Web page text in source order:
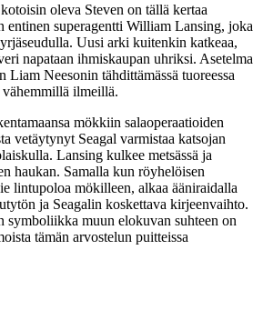
oleva Steven on tällä kertaa
entinen superagentti William Lansing, joka
Uusi arki kuitenkin katkeaa,
napataan ihmiskaupan uhriksi. Asetelma
Liam Neesonin tähdittämässä tuoreessa
ilmeillä.
mökkiin salaoperaatioiden
vetäytynyt Seagal varmistaa katsojan
Lansing kulkee metsässä ja
haukan. Samalla kun röyhelöisen
lintupoloa mökilleen, alkaa ääniraidalla
ja Seagalin koskettava kirjeenvaihto.
symboliikka muun elokuvan suhteen on
tämän arvostelun puitteissa